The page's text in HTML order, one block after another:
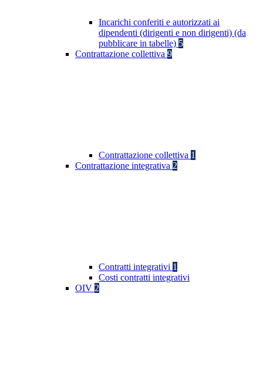
Incarichi conferiti e autorizzati ai
dipendenti (dirigenti e non dirigenti) (da
pubblicare in tabelle) 5
Contrattazione collettiva 9
Contrattazione collettiva 1
Contrattazione integrativa 2
Contratti integrativi 1
Costi contratti integrativi
OIV 2